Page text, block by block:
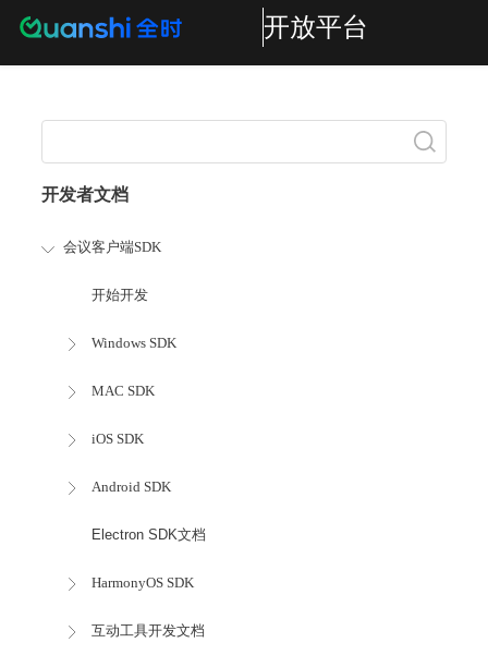
开放平台
开发者文档
会议客户端SDK
开始开发
Windows SDK
MAC SDK
iOS SDK
Android SDK
Electron SDK文档
HarmonyOS SDK
互动工具开发文档